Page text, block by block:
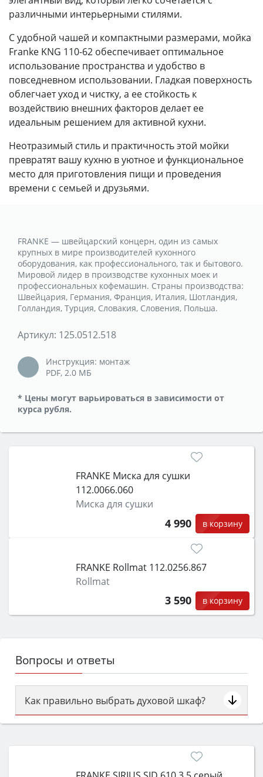
различными интерьерными стилями.
С удобной чашей и компактными размерами, мойка
Franke KNG 110-62 обеспечивает оптимальное
использование пространства и удобство в
повседневном использовании. Гладкая поверхность
облегчает уход и чистку, а ее стойкость к
воздействию внешних факторов делает ее
идеальным решением для активной кухни.
Неотразимый стиль и практичность этой мойки
превратят вашу кухню в уютное и функциональное
место для приготовления пищи и проведения
времени с семьей и друзьями.
FRANKE — швейцарский концерн, один из самых
крупных в мире производителей кухонного
оборудования, как профессионального, так и бытового.
Мировой лидер в производстве кухонных моек и
профессиональных кофемашин. Страны производства:
Швейцария, Германия, Франция, Италия, Шотландия,
Голландия, Турция, Словакия, Словения, Польша.
Артикул: 125.0512.518
Инструкция: монтаж
PDF, 2.0 MБ
* Цены могут варьироваться в зависимости от
курса рубля.
FRANKE Миска для сушки
112.0066.060
Миска для сушки
4 990 в корзину
FRANKE Rollmat 112.0256.867
Rollmat
3 590 в корзину
Вопросы и ответы
Как правильно выбрать духовой шкаф?
Сначала определитесь с типом (газовый или
затем смотрите на объём 50–70 л для семьи,